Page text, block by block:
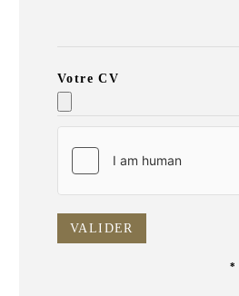
Votre CV
VALIDER
*